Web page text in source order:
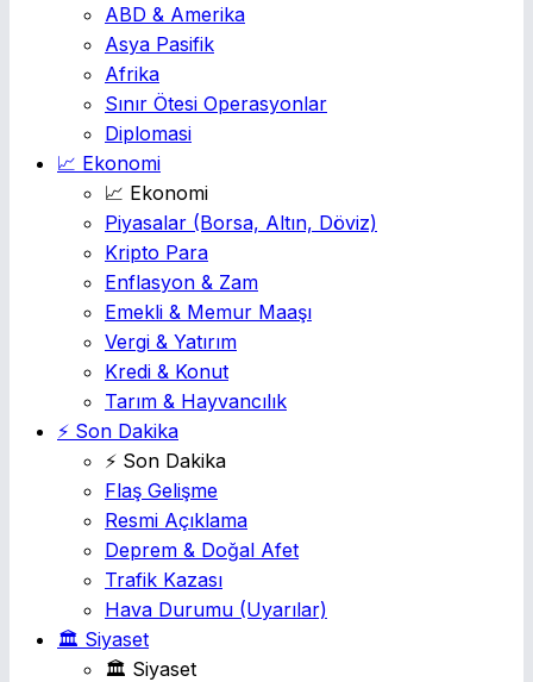
ABD & Amerika
Asya Pasifik
Afrika
Sınır Ötesi Operasyonlar
Diplomasi
📈 Ekonomi
📈 Ekonomi
Piyasalar (Borsa, Altın, Döviz)
Kripto Para
Enflasyon & Zam
Emekli & Memur Maaşı
Vergi & Yatırım
Kredi & Konut
Tarım & Hayvancılık
⚡ Son Dakika
⚡ Son Dakika
Flaş Gelişme
Resmi Açıklama
Deprem & Doğal Afet
Trafik Kazası
Hava Durumu (Uyarılar)
🏛️ Siyaset
🏛️ Siyaset